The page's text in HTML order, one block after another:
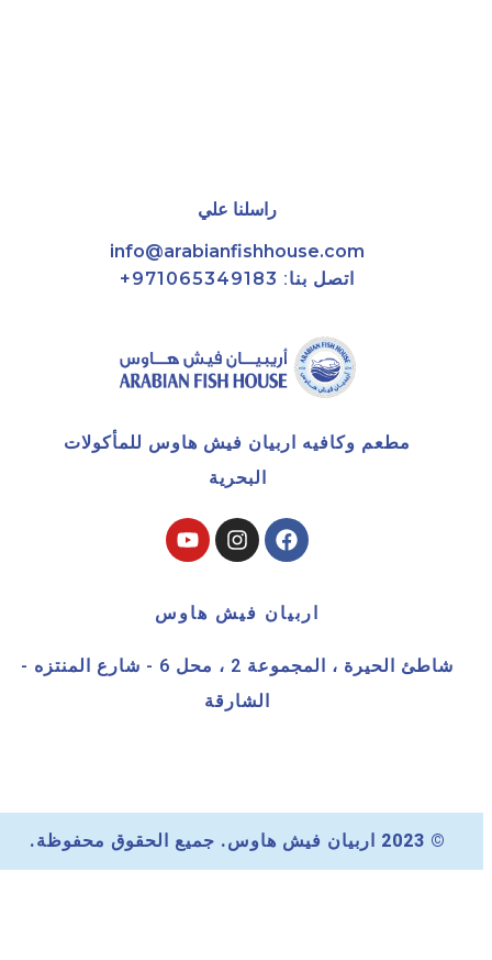
راسلنا علي
info@arabianfishhouse.com
اتصل بنا:971065349183+
مطعم وكافيه اربيان فيش هاوس للمأكولات
البحرية
اربيان فيش هاوس
شاطئ الحيرة ، المجموعة 2 ، محل 6 - شارع المنتزه -
الشارقة
© 2023 اربيان فيش هاوس. جميع الحقوق محفوظة.